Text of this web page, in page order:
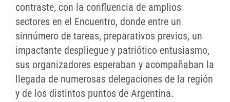
contraste, con la confluencia de amplios
sectores en el Encuentro, donde entre un
sinnúmero de tareas, preparativos previos, un
impactante despliegue y patriótico entusiasmo,
sus organizadores esperaban y acompañaban la
llegada de numerosas delegaciones de la región
y de los distintos puntos de Argentina.